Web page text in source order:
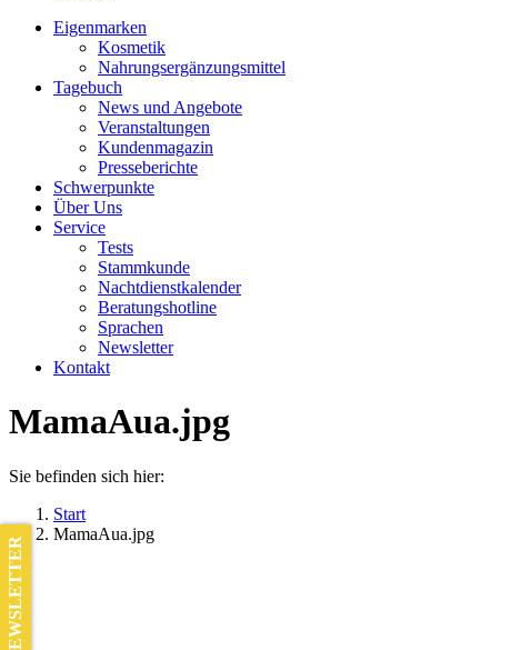
Eigenmarken
Kosmetik
Nahrungsergänzungsmittel
Tagebuch
News und Angebote
Veranstaltungen
Kundenmagazin
Presseberichte
Schwerpunkte
Über Uns
Service
Tests
Stammkunde
Nachtdienstkalender
Beratungshotline
Sprachen
Newsletter
Kontakt
MamaAua.jpg
Sie befinden sich hier:
Start
MamaAua.jpg
NEWSLETTER